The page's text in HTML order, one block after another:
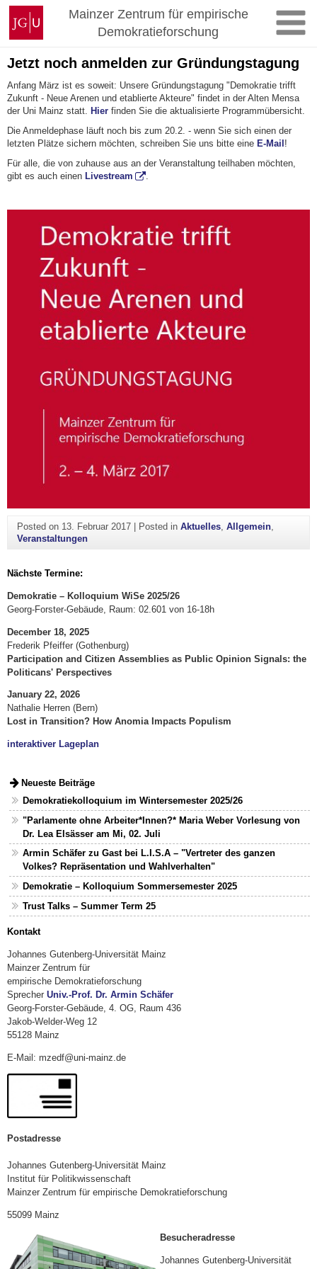
Skip
content
Johannes
Gutenberg
University
Mainz
Mainzer Zentrum für empirische
Demokratieforschung
Jetzt noch anmelden zur Gründungstagung
Anfang März ist es soweit: Unsere Gründungstagung "Demokratie trifft
Zukunft - Neue Arenen und etablierte Akteure" findet in der Alten Mensa
der Uni Mainz statt. Hier finden Sie die aktualisierte Programmübersicht.
Die Anmeldephase läuft noch bis zum 20.2. - wenn Sie sich einen der
letzten Plätze sichern möchten, schreiben Sie uns bitte eine E-Mail!
Für alle, die von zuhause aus an der Veranstaltung teilhaben möchten,
gibt es auch einen Livestream .
Posted on 13. Februar 2017| Posted in Aktuelles, Allgemein,
Veranstaltungen
Nächste Termine:
Demokratie – Kolloquium WiSe 2025/26
Georg-Forster-Gebäude, Raum: 02.601 von 16-18h
December 18, 2025
Frederik Pfeiffer (Gothenburg)
Participation and Citizen Assemblies as Public Opinion Signals: the
Politicans' Perspectives
January 22, 2026
Nathalie Herren (Bern)
Lost in Transition? How Anomia Impacts Populism
interaktiver Lageplan
Neueste Beiträge
Demokratiekolloquium im Wintersemester 2025/26
"Parlamente ohne Arbeiter*Innen?* Maria Weber Vorlesung von
Dr. Lea Elsässer am Mi, 02. Juli
Armin Schäfer zu Gast bei L.I.S.A – "Vertreter des ganzen
Volkes? Repräsentation und Wahlverhalten"
Demokratie – Kolloquium Sommersemester 2025
Trust Talks – Summer Term 25
Kontakt
Johannes Gutenberg-Universität Mainz
Mainzer Zentrum für
empirische Demokratieforschung
Sprecher Univ.-Prof. Dr. Armin Schäfer
Georg-Forster-Gebäude, 4. OG, Raum 436
Jakob-Welder-Weg 12
55128 Mainz
E-Mail: mzedf@uni-mainz.de
Postadresse
Johannes Gutenberg-Universität Mainz
Institut für Politikwissenschaft
Mainzer Zentrum für empirische Demokratieforschung
55099 Mainz
Besucheradresse
Johannes Gutenberg-Universität